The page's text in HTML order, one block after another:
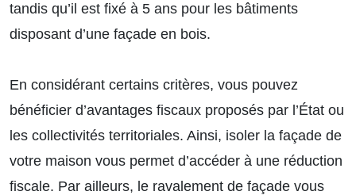
tandis qu’il est fixé à 5 ans pour les bâtiments
disposant d’une façade en bois.
En considérant certains critères, vous pouvez
bénéficier d’avantages fiscaux proposés par l’État ou
les collectivités territoriales. Ainsi, isoler la façade de
votre maison vous permet d’accéder à une réduction
fiscale. Par ailleurs, le ravalement de façade vous